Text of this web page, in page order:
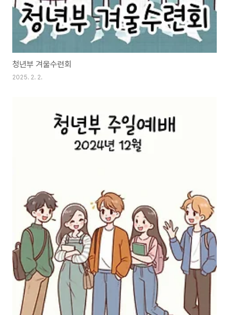
청년부 겨울수련회
2025. 2. 2.